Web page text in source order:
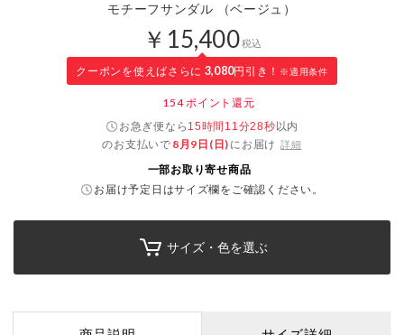
モチーフサンダル （ベージュ）
￥15,400税込
クーポンを使えばさらに 3,080円引き！ ※適用条件
154ポイント還元
お急ぎ便なら 15時間11分27秒以内
のお支払いで 8月9日(日) にお届け 詳細
一部お取り寄せ商品
お届け予定日はサイズ欄をご確認ください。
サイズ・色を選ぶ